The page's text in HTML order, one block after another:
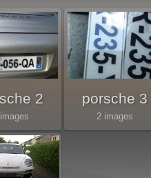
2 porsche 3
2 images